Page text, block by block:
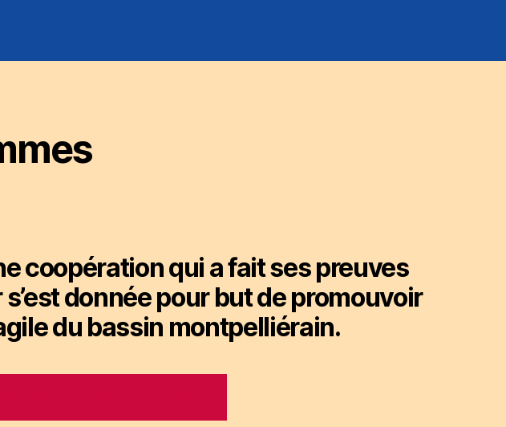
coopération qui a fait ses preuves
donnée pour but de promouvoir
du bassin montpelliérain.